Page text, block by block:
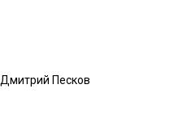
Дмитрий Песков